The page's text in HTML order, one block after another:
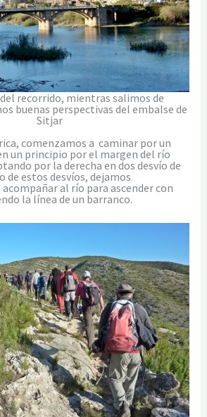
recorrido, mientras salimos de
buenas perspectivas del embalse de
Sitjar
comenzamos a caminar por un
un principio por el margen del río
por la derecha en dos desvío de
de estos desvíos, dejamos
al río para ascender con
la línea de un barranco.